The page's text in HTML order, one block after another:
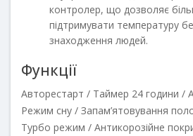
контролер, що дозволяє
підтримувати температуру
знаходження людей.
Функції
Авторестарт / Таймер 24 години /
Режим сну / Запам’ятовування
Турбо режим / Антикорозійне